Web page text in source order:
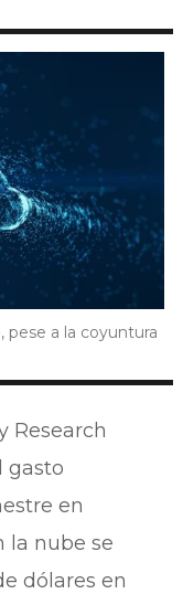
pese a la coyuntura
Research
gasto
en
la nube se
dólares en